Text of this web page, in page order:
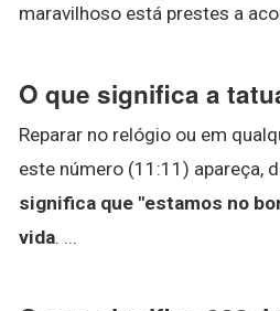
maravilhoso está prestes a
O que significa a
Reparar no relógio ou em
este número (11:11) apareça,
significa que "estamos no
vida. ...